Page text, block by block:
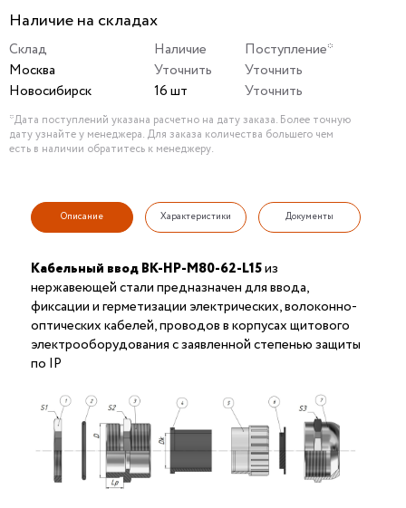
Наличие на складах
Склад Наличие
Поступление*
Москва
Уточнить
Уточнить
Новосибирск
16 шт Уточнить
*Дата поступлений указана расчетно на дату заказа. Более точную
дату узнайте у менеджера. Для заказа количества большего чем
есть в наличии обратитесь к менеджеру.
Описание Характеристики Документы
Кабельный ввод ВК-НР-М80-62-L15из
нержавеющей стали предназначен для ввода,
фиксации и герметизации электрических, волоконно-
оптических кабелей, проводов в корпусах щитового
электрооборудования с заявленной степенью защиты
по IP